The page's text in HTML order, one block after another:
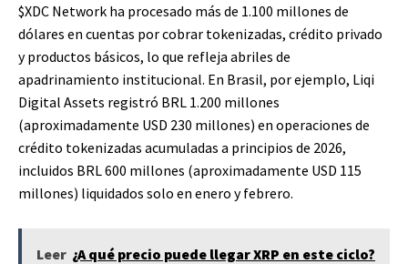
$XDC Network ha procesado más de 1.100 millones de
dólares en cuentas por cobrar tokenizadas, crédito privado
y productos básicos, lo que refleja abriles de
apadrinamiento institucional. En Brasil, por ejemplo, Liqi
Digital Assets registró BRL 1.200 millones
(aproximadamente USD 230 millones) en operaciones de
crédito tokenizadas acumuladas a principios de 2026,
incluidos BRL 600 millones (aproximadamente USD 115
millones) liquidados solo en enero y febrero.
Leer ¿A qué precio puede llegar XRP en este ciclo?